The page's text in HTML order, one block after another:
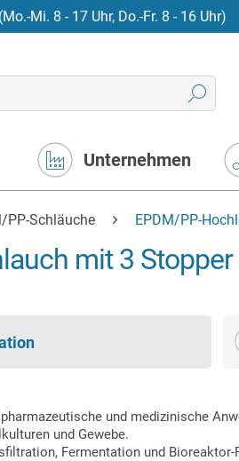
(Mo.-Mi. 8 - 17 Uhr, Do.-Fr. 8 - 16 Uhr)
Unternehmen
PP-Schläuche EPDM/PP-
mit 3 Stopper
und medizinische
und Gewebe.
Fermentation und Bioreaktor-